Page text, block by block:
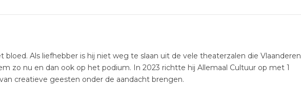
bloed. Als liefhebber is hij niet weg te slaan uit de vele theaterzalen die Vlaanderen
zo nu en dan ook op het podium. In 2023 richtte hij Allemaal Cultuur op met 1
creatieve geesten onder de aandacht brengen.